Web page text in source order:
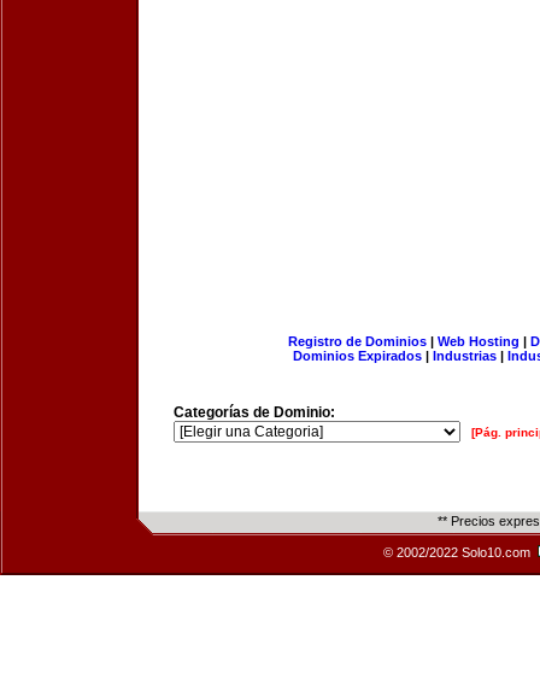
Registro de Dominios| Web Hosting |
Dominios Expirados | Industrias |
Categorías de Dominio:
[Pág.
** Precios
© 2002/2022 Solo10.com